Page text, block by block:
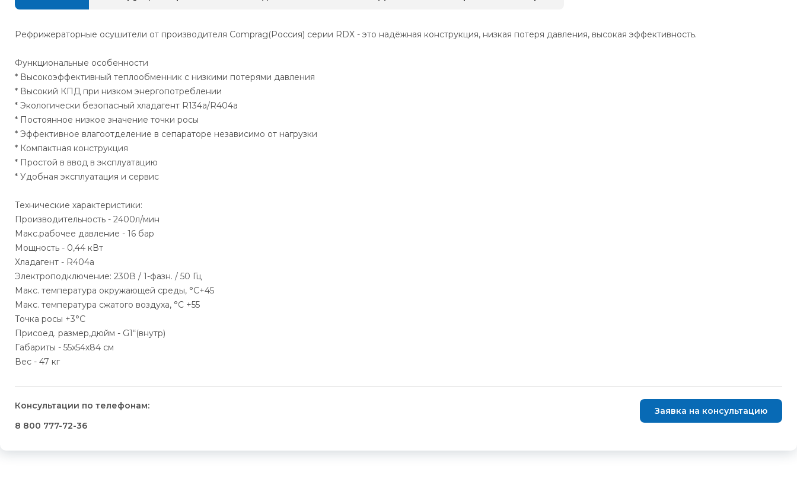
Рефрижераторные осушители от производителя Comprag(Россия) серии RDX - это надёжная конструкция, низкая потеря давления, высокая эффективность.
Функциональные особенности
* Высокоэффективный теплообменник с низкими потерями давления
* Высокий КПД при низком энергопотреблении
* Экологически безопасный хладагент R134a/R404a
* Постоянное низкое значение точки росы
* Эффективное влагоотделение в сепараторе независимо от нагрузки
* Компактная конструкция
* Простой в ввод в эксплуатацию
* Удобная эксплуатация и сервис
Технические характеристики:
Производительность - 2400л/мин
Макс.рабочее давление - 16 бар
Мощность - 0,44 кВт
Хладагент - R404a
Электроподключение: 230В / 1-фазн. / 50 Гц
Макс. температура окружающей среды, °С+45
Макс. температура сжатого воздуха, °С +55
Точка росы +3°С
Присоед. размер,дюйм - G1“(внутр)
Габариты - 55x54x84 см
Вес - 47 кг
Консультации по телефонам:
8 800 777-72-36
Заявка на консультацию